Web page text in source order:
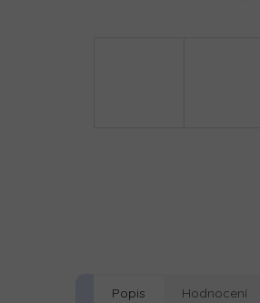
Popis Hodnocení